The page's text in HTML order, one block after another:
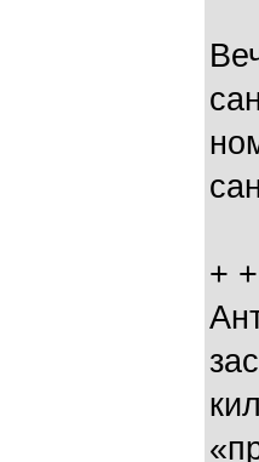
+